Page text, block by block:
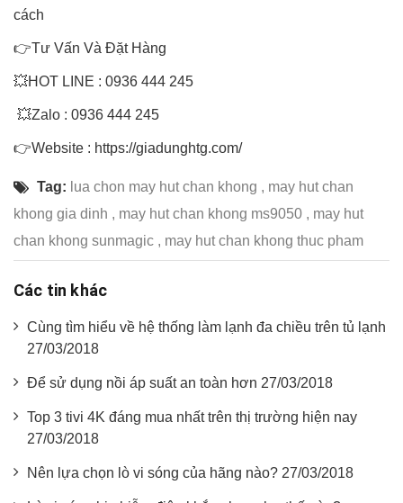
cách
👉Tư Vấn Và Đặt Hàng
💥HOT LINE : 0936 444 245
💥Zalo : 0936 444 245
👉Website : https://giadunghtg.com/
Tag: lua chon may hut chan khong , may hut chan
khong gia dinh , may hut chan khong ms9050 , may hut
chan khong sunmagic , may hut chan khong thuc pham
Các tin khác
Cùng tìm hiểu về hệ thống làm lạnh đa chiều trên tủ lạnh
27/03/2018
Để sử dụng nồi áp suất an toàn hơn 27/03/2018
Top 3 tivi 4K đáng mua nhất trên thị trường hiện nay
27/03/2018
Nên lựa chọn lò vi sóng của hãng nào? 27/03/2018